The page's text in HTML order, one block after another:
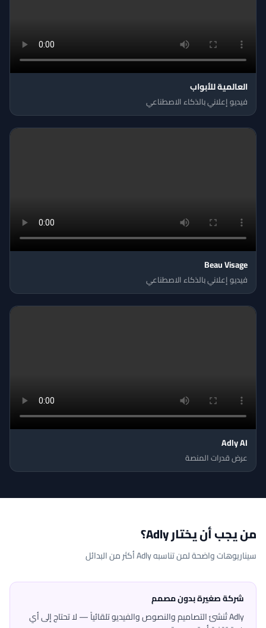
العالمية للأبواب
فيديو إعلاني بالذكاء الاصطناعي
Beau Visage
فيديو إعلاني بالذكاء الاصطناعي
Adly AI
عرض قدرات المنصة
من يجب أن يختار Adly؟
سيناريوهات واضحة لمن تناسبه Adly أكثر من البدائل
شركة صغيرة بدون مصمم
Adly تُنشئ التصاميم والنصوص والفيديو تلقائياً — لا تحتاج إلى أي